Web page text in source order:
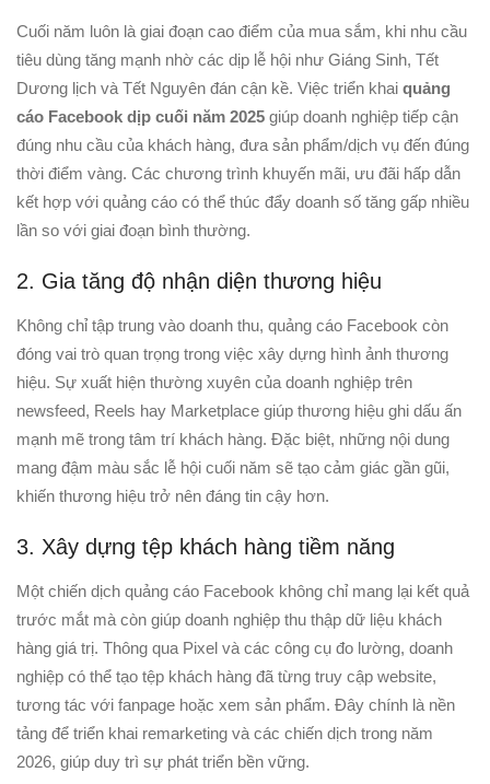
Cuối năm luôn là giai đoạn cao điểm của mua sắm, khi nhu cầu
tiêu dùng tăng mạnh nhờ các dịp lễ hội như Giáng Sinh, Tết
Dương lịch và Tết Nguyên đán cận kề. Việc triển khai quảng
cáo Facebook dịp cuối năm 2025 giúp doanh nghiệp tiếp cận
đúng nhu cầu của khách hàng, đưa sản phẩm/dịch vụ đến đúng
thời điểm vàng. Các chương trình khuyến mãi, ưu đãi hấp dẫn
kết hợp với quảng cáo có thể thúc đẩy doanh số tăng gấp nhiều
lần so với giai đoạn bình thường.
2. Gia tăng độ nhận diện thương hiệu
Không chỉ tập trung vào doanh thu, quảng cáo Facebook còn
đóng vai trò quan trọng trong việc xây dựng hình ảnh thương
hiệu. Sự xuất hiện thường xuyên của doanh nghiệp trên
newsfeed, Reels hay Marketplace giúp thương hiệu ghi dấu ấn
mạnh mẽ trong tâm trí khách hàng. Đặc biệt, những nội dung
mang đậm màu sắc lễ hội cuối năm sẽ tạo cảm giác gần gũi,
khiến thương hiệu trở nên đáng tin cậy hơn.
3. Xây dựng tệp khách hàng tiềm năng
Một chiến dịch quảng cáo Facebook không chỉ mang lại kết quả
trước mắt mà còn giúp doanh nghiệp thu thập dữ liệu khách
hàng giá trị. Thông qua Pixel và các công cụ đo lường, doanh
nghiệp có thể tạo tệp khách hàng đã từng truy cập website,
tương tác với fanpage hoặc xem sản phẩm. Đây chính là nền
tảng để triển khai remarketing và các chiến dịch trong năm
2026, giúp duy trì sự phát triển bền vững.